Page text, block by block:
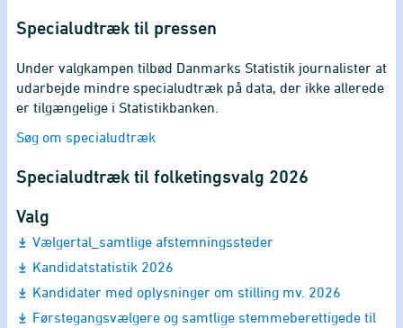
Specialudtræk til pressen
Under valgkampen tilbød Danmarks Statistik journalister at
udarbejde mindre specialudtræk på data, der ikke allerede
er tilgængelige i Statistikbanken.
Søg om specialudtræk
Specialudtræk til folketingsvalg 2026
Valg
Vælgertal_samtlige afstemningssteder
Kandidatstatistik 2026
Kandidater med oplysninger om stilling mv. 2026
Førstegangsvælgere og samtlige stemmeberettigede til